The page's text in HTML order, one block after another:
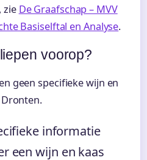
zie De Graafschap – MVV
Basiselftal en Analyse.
voorop?
geen specifieke wijn en
informatie
een wijn en kaas